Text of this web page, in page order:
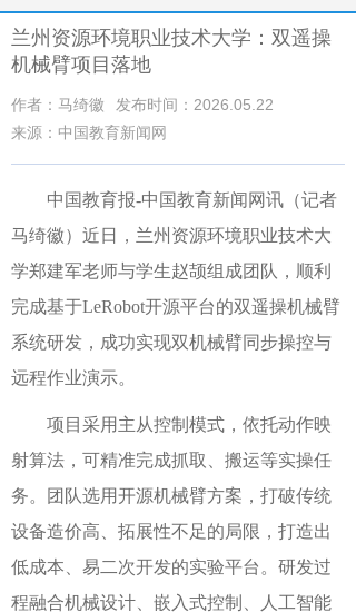
兰州资源环境职业技术大学：​双遥操
机械臂项目落地
作者：马绮徽
发布时间：2026.05.22
来源：中国教育新闻网
中国教育报-中国教育新闻网讯（记者
马绮徽） 近日，兰州资源环境职业技术大
学郑建军老师与学生赵颉组成团队，顺利
完成基于LeRobot开源平台的双遥操机械臂
系统研发，成功实现双机械臂同步操控与
远程作业演示。
项目采用主从控制模式，依托动作映
射算法，可精准完成抓取、搬运等实操任
务。团队选用开源机械臂方案，打破传统
设备造价高、拓展性不足的局限，打造出
低成本、易二次开发的实验平台。研发过
程融合机械设计、嵌入式控制、人工智能